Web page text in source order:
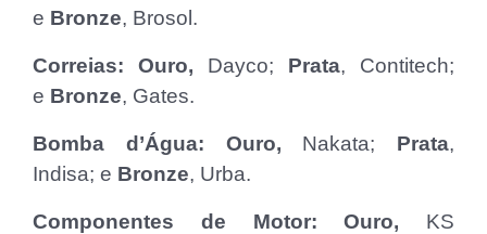
e Bronze, Brosol.
Correias: Ouro, Dayco; Prata, Contitech;
e Bronze, Gates.
Bomba d’Água: Ouro, Nakata; Prata,
Indisa; e Bronze, Urba.
Componentes de Motor: Ouro, KS